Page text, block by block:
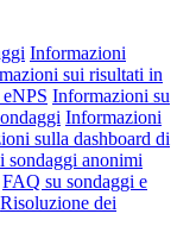
Informazioni
sui risultati in
Informazioni su
Informazioni
sulla dashboard di
sondaggi anonimi
FAQ su sondaggi e
Risoluzione dei